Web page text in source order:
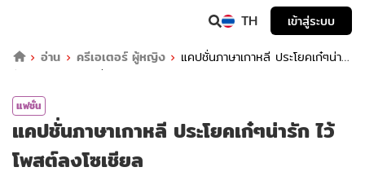
TH
เข้าสู่ระบบ
อ่าน
ครีเอเตอร์ ผู้หญิง
แคปชั่นภาษาเกาหลี ประโยคเก๋ๆน่า
รัก ไว้โพสต์ลงโซเชียล
แฟชั่น
แคปชั่นภาษาเกาหลี ประโยคเก๋ๆน่ารัก ไว้
โพสต์ลงโซเชียล